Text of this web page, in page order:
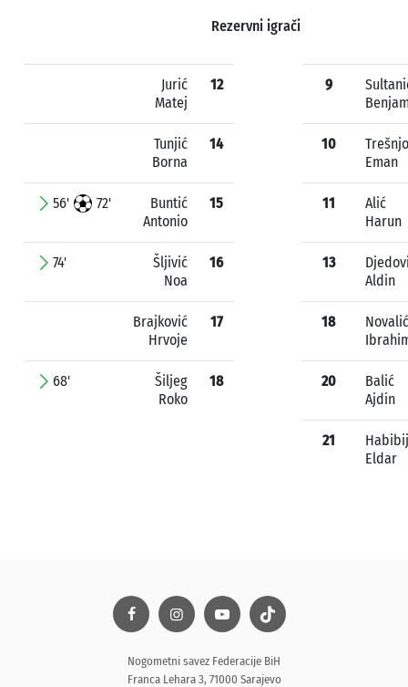
Rezervni igrači
Jurić
Matej
12
Tunjić
Borna
14
56' 72'
Buntić
Antonio
15
74'
Šljivić
Noa
16
Brajković
Hrvoje
17
68'
Šiljeg
Roko
18
9
10
Trešnjo
Eman
11
Alić
Harun
13
Aldin
18
Novalić
20
Balić
Ajdin
21
Eldar
Nogometni savez Federacije BiH
Franca Lehara 3, 71000 Sarajevo